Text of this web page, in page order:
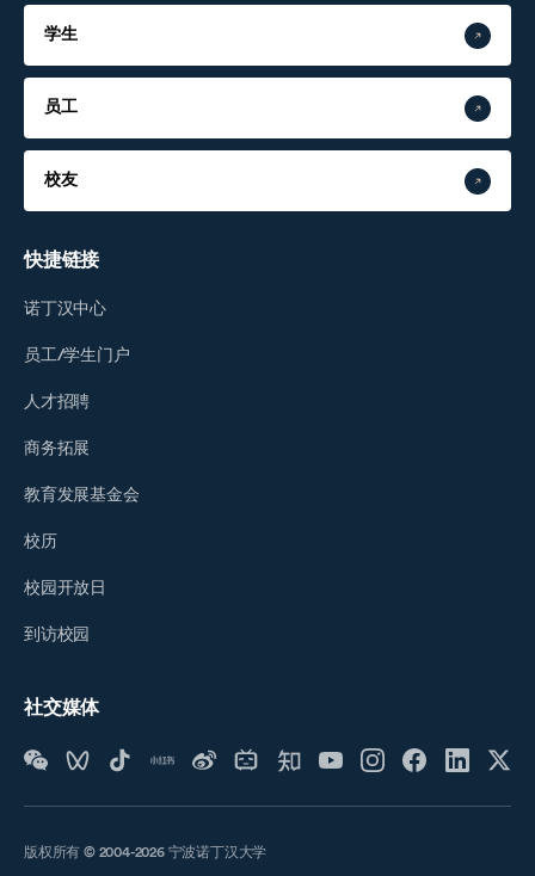
学生
员工
校友
快捷链接
诺丁汉中心
员工/学生门户
人才招聘
商务拓展
教育发展基金会
校历
校园开放日
到访校园
社交媒体
版权所有 © 2004-2026 宁波诺丁汉大学